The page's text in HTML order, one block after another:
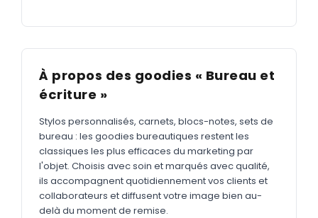
À propos des goodies « Bureau et
écriture »
Stylos personnalisés, carnets, blocs-notes, sets de
bureau : les goodies bureautiques restent les
classiques les plus efficaces du marketing par
l'objet. Choisis avec soin et marqués avec qualité,
ils accompagnent quotidiennement vos clients et
collaborateurs et diffusent votre image bien au-
delà du moment de remise.